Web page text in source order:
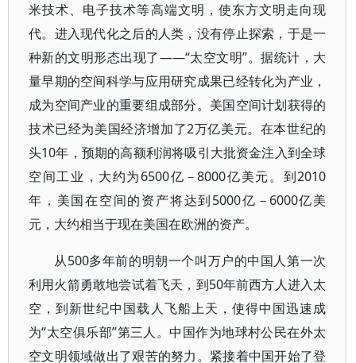
米技术、电子技术等高端文明，使东方文明走向现
代。进入现代化之后的人类，没有停止探索，于是一
种新的文明形态出现了——“太空文明”。据统计，大
量早期的空间科学与应用研究成果已经转化为产业，
成为空间产业的重要组成部分。美国空间计划获得的
技术已经为美国经济增加了2万亿美元。在本世纪的
头10年，预期的高额利润将吸引大批资金注入到全球
空间工业，大约为6500亿－8000亿美元。到2010
年，美国在空间的资产将达到5000亿－6000亿美
元，大约相当于现在美国在欧洲的资产。
从500多年前的明朝一个叫万户的中国人第一次
利用火箭勇敢地尝试着飞天，到50年前西方人进入太
空，到新世纪中国载人飞船上天，使得中国迅速成
为“太空俱乐部”第三人。中国作为地球村公民在外太
空文明领域做出了艰苦的努力。紧接着中国开始了登